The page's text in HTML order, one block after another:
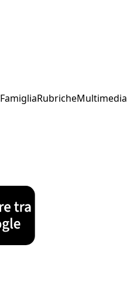
FamigliaRubricheMultimedia